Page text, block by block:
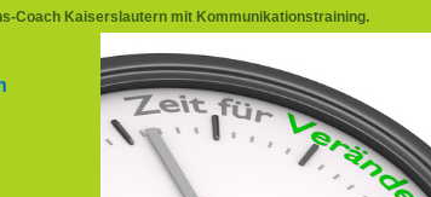
Coach Kaiserslautern mit Kommunikationstraining.